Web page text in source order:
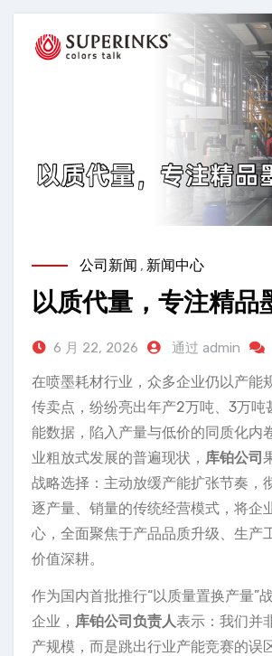
公司新闻 , 新闻中心
以质代量，专注精品
6 月 22, 2026 通过 admin
在喷墨耗材行业，众多企业仍以产能
传卖点，纷纷亮出年产2万吨、3万吨
能数据，陷入产量与低价的同质化内
业粗放式发展的普遍现状， 库铂公司
战略选择：主动放缓产能扩张节奏，
逐产量、销量的传统经营模式，将企
心，全面聚焦于产品品质升级、生产
价值深耕。
作为国内首批推行“以质量置换产量”
企业， 库铂公司负责人表示：我们并
产规模，而是跳出行业产能竞赛的误